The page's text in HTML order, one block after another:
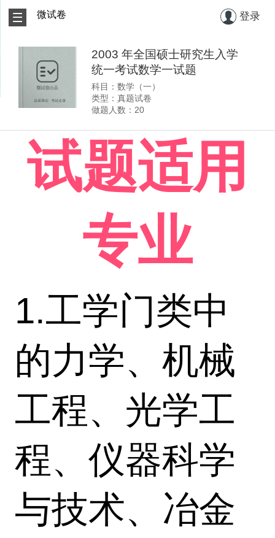
微试卷 登录
2003 年全国硕士研究生入学
统一考试数学一试题
科目：数学（一）
类型：真题试卷
做题人数：20
试题适用
专业
1.工学门类中
的力学、机械
工程、光学工
程、仪器科学
与技术、冶金